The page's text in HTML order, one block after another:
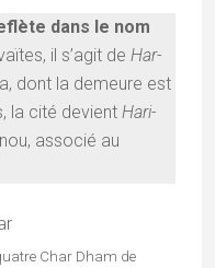
dans le nom
il s’agit de Har-
dont la demeure est
la cité devient Hari-
associé au
Char Dham de